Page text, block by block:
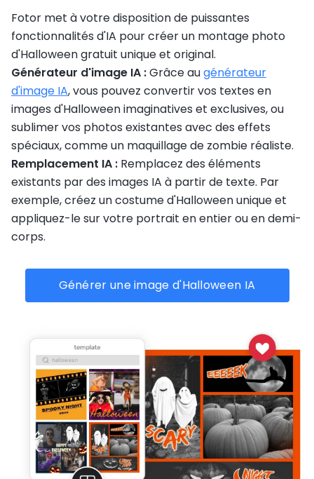
Fotor met à votre disposition de puissantes
fonctionnalités d'IA pour créer un montage photo
d'Halloween gratuit unique et original.
Générateur d'image IA :Grâce augénérateur
d'image IA, vous pouvez convertir vos textes en
images d'Halloween imaginatives et exclusives, ou
sublimer vos photos existantes avec des effets
spéciaux, comme un maquillage de zombie réaliste.
Remplacement IA : Remplacez des éléments
existants par des images IA à partir de texte. Par
exemple, créez un costume d'Halloween unique et
appliquez-le sur votre portrait en entier ou en demi-
corps.
Générer une image d'Halloween IA